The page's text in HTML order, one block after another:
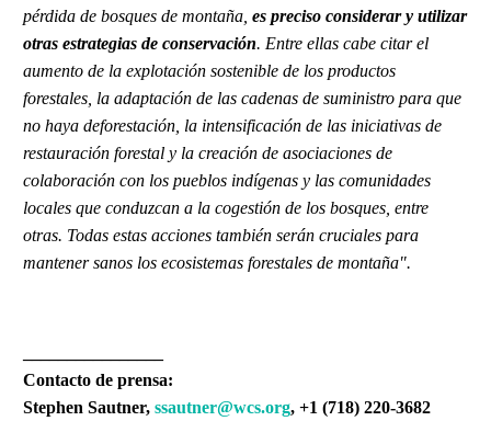
pérdida de bosques de montaña, es preciso considerar y utilizar
otras estrategias de conservación. Entre ellas cabe citar el
aumento de la explotación sostenible de los productos
forestales, la adaptación de las cadenas de suministro para que
no haya deforestación, la intensificación de las iniciativas de
restauración forestal y la creación de asociaciones de
colaboración con los pueblos indígenas y las comunidades
locales que conduzcan a la cogestión de los bosques, entre
otras. Todas estas acciones también serán cruciales para
mantener sanos los ecosistemas forestales de montaña".
Contacto de prensa:
Stephen Sautner, ssautner@wcs.org, +1 (718) 220-3682